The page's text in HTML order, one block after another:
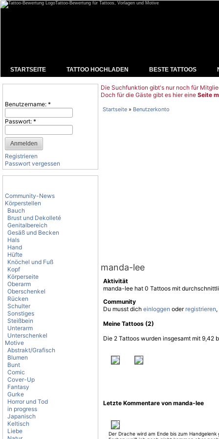
Tattoo-Bewertung für Tattoos, Vorlagen und Motive
STARTSEITE TATTOO HOCHLADEN BESTE TATTOOS
Benutzername: *
Passwort: *
Registrieren
Passwort vergessen
Community-News
Körperstellen
Bauch
Brust und Dekolleté
Genitalbereich
Gesäß und Becken
Hals
Hand
Hüfte
Knöchel und Fuß
Kopf
Körperseite
Oberarm
Oberschenkel
Rücken
Schulter
Sonstiges
Steißbein
Unterarm
Unterschenkel
Motive
Abstrakt/Grafisch
Blumen
Bunt
Comic
Cover-Up
Fantasy
Gurke
Horror und Tod
in progress
Japanisch
Keltisch
Liebe
Die Suchfunktion gibt's nur noch für
Doch für die Gäste gibt es hier eine Seite
Startseite » Benutzerkonto
manda-lee
Aktivität
manda-lee hat 0 Tattoos mit
Community
Du musst dich einloggen oder registrieren
Meine Tattoos (2)
Die 2 Tattoos wurden insgesamt mit 9,42
Letzte Kommentare von manda-lee
Der Drache wird am Ende bis zum Handgelenk